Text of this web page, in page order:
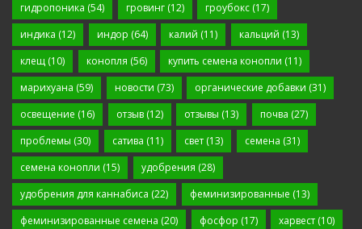
гидропоника (54) гровинг(12) гроубокс (17)
индика (12) индор (64) калий (11) кальций (13)
клещ (10) конопля (56) купить семена конопли (11)
марихуана (59) новости (73) органические добавки (31)
освещение (16) отзыв(12) отзывы (13) почва (27)
проблемы (30) сатива (11) свет (13) семена (31)
семена конопли (15) удобрения (28)
удобрения для каннабиса (22) феминизированные (13)
феминизированные семена (20) фосфор (17) харвест (10)